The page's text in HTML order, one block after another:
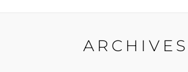
ARCHIVES